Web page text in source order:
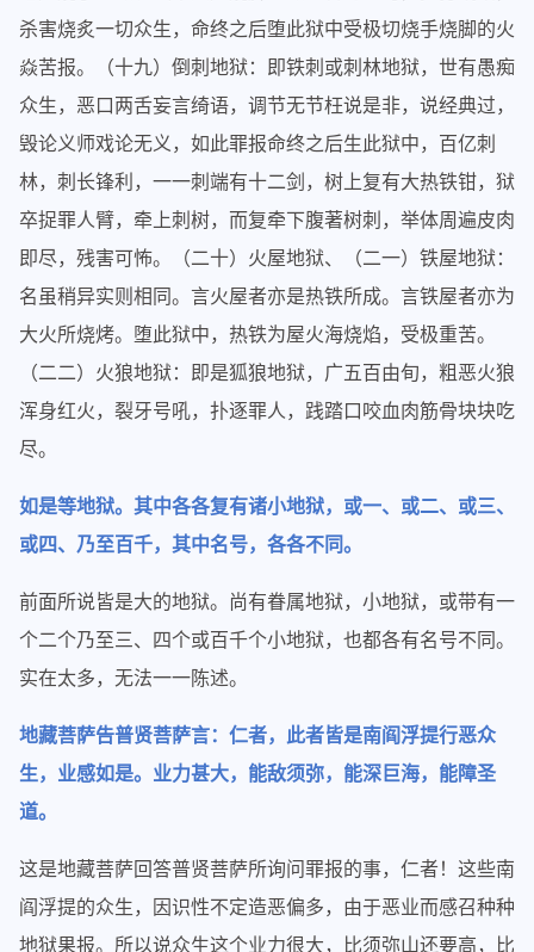
杀害烧炙一切众生，命终之后堕此狱中受极切烧手烧脚的火
焱苦报。（十九）倒刺地狱：即铁刺或刺林地狱，世有愚痴
众生，恶口两舌妄言绮语，调节无节枉说是非，说经典过，
毁论义师戏论无义，如此罪报命终之后生此狱中，百亿刺
林，刺长锋利，一一刺端有十二剑，树上复有大热铁钳，狱
卒捉罪人臂，牵上刺树，而复牵下腹著树刺，举体周遍皮肉
即尽，残害可怖。（二十）火屋地狱、（二一）铁屋地狱：
名虽稍异实则相同。言火屋者亦是热铁所成。言铁屋者亦为
大火所烧烤。堕此狱中，热铁为屋火海烧焰，受极重苦。
（二二）火狼地狱：即是狐狼地狱，广五百由旬，粗恶火狼
浑身红火，裂牙号吼，扑逐罪人，践踏口咬血肉筋骨块块吃
尽。
如是等地狱。其中各各复有诸小地狱，或一、或二、或三、
或四、乃至百千，其中名号，各各不同。
前面所说皆是大的地狱。尚有眷属地狱，小地狱，或带有一
个二个乃至三、四个或百千个小地狱，也都各有名号不同。
实在太多，无法一一陈述。
地藏菩萨告普贤菩萨言：仁者，此者皆是南阎浮提行恶众
生，业感如是。业力甚大，能敌须弥，能深巨海，能障圣
道。
这是地藏菩萨回答普贤菩萨所询问罪报的事，仁者！这些南
阎浮提的众生，因识性不定造恶偏多，由于恶业而感召种种
地狱果报。所以说众生这个业力很大，比须弥山还要高，比